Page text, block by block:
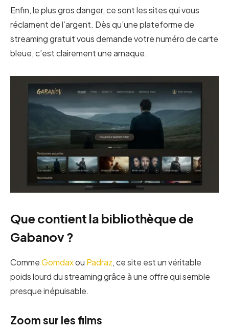
Enfin, le plus gros danger, ce sont les sites qui vous
réclament de l’argent. Dès qu’une plateforme de
streaming gratuit vous demande votre numéro de carte
bleue, c’est clairement une arnaque.
Que contient la bibliothèque de
Gabanov ?
CommeGomdaxou Padraz, ce site est un véritable
poids lourd du streaming grâce à une offre qui semble
presque inépuisable.
Zoom sur les films